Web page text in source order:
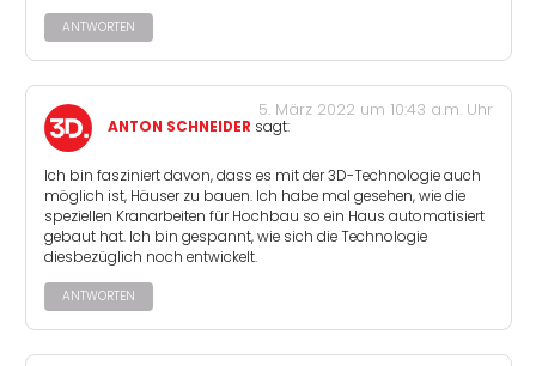
ANTWORTEN
ANTON SCHNEIDER sagt:
5. März 2022 um 10:43 a.m. Uhr
Ich bin fasziniert davon, dass es mit der 3D-Technologie auch
möglich ist, Häuser zu bauen. Ich habe mal gesehen, wie die
speziellen Kranarbeiten für Hochbau so ein Haus automatisiert
gebaut hat. Ich bin gespannt, wie sich die Technologie
diesbezüglich noch entwickelt.
ANTWORTEN